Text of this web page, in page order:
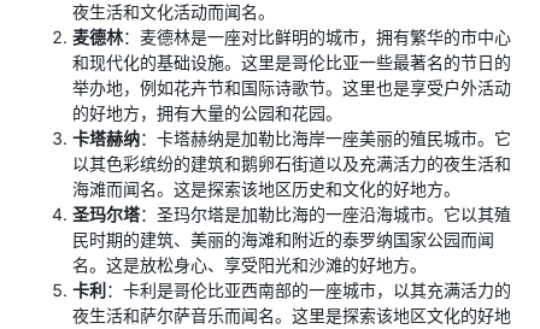
夜生活和文化活动而闻名。
麦德林：麦德林是一座对比鲜明的城市，拥有繁华的市中心
和现代化的基础设施。这里是哥伦比亚一些最著名的节日的
举办地，例如花卉节和国际诗歌节。这里也是享受户外活动
的好地方，拥有大量的公园和花园。
卡塔赫纳：卡塔赫纳是加勒比海岸一座美丽的殖民城市。它
以其色彩缤纷的建筑和鹅卵石街道以及充满活力的夜生活和
海滩而闻名。这是探索该地区历史和文化的好地方。
圣玛尔塔：圣玛尔塔是加勒比海的一座沿海城市。它以其殖
民时期的建筑、美丽的海滩和附近的泰罗纳国家公园而闻
名。这是放松身心、享受阳光和沙滩的好地方。
卡利 ：卡利是哥伦比亚西南部的一座城市，以其充满活力的
夜生活和萨尔萨音乐而闻名。这里是探索该地区文化的好地